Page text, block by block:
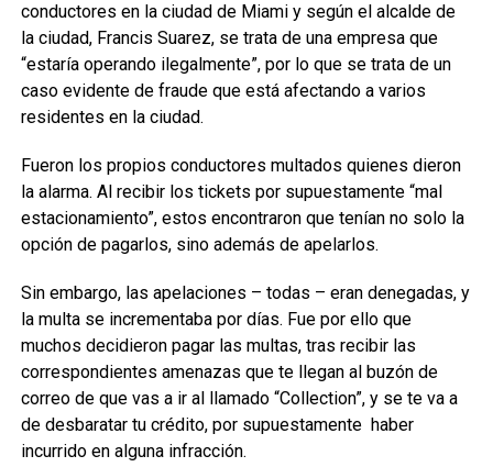
conductores en la ciudad de Miami y según el alcalde de
la ciudad, Francis Suarez, se trata de una empresa que
“estaría operando ilegalmente”, por lo que se trata de un
caso evidente de fraude que está afectando a varios
residentes en la ciudad.
Fueron los propios conductores multados quienes dieron
la alarma. Al recibir los tickets por supuestamente “mal
estacionamiento”, estos encontraron que tenían no solo la
opción de pagarlos, sino además de apelarlos.
Sin embargo, las apelaciones – todas – eran denegadas, y
la multa se incrementaba por días. Fue por ello que
muchos decidieron pagar las multas, tras recibir las
correspondientes amenazas que te llegan al buzón de
correo de que vas a ir al llamado “Collection”, y se te va a
de desbaratar tu crédito, por supuestamente haber
incurrido en alguna infracción.